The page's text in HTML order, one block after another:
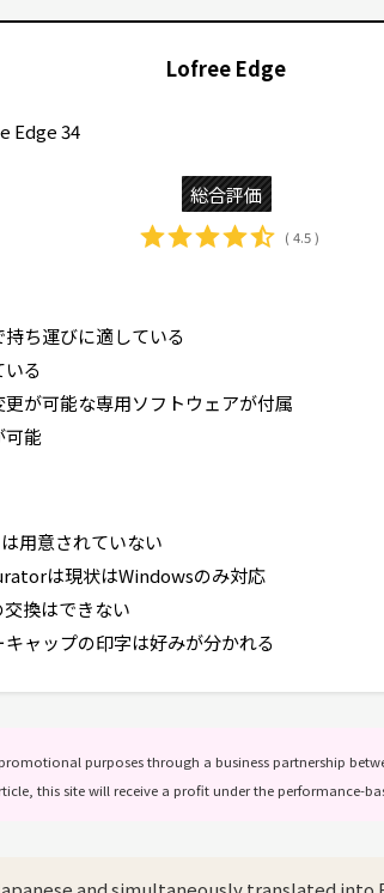
Lofree Edge
総合評価
( 4.5 )
ち運びに適している
る
が可能な専用ソフトウェアが付属
可能
用意されていない
は現状はWindowsのみ対応
換はできない
ャップの印字は好みが分かれる
purposes through a business partnership
this site will receive a profit under the performance-